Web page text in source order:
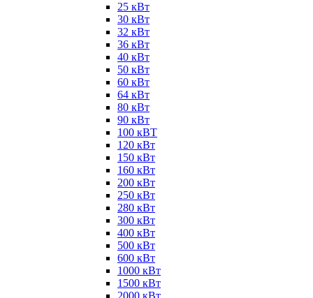
25 кВт
30 кВт
32 кВт
36 кВт
40 кВт
50 кВт
60 кВт
64 кВт
80 кВт
90 кВт
100 кВТ
120 кВт
150 кВт
160 кВт
200 кВт
250 кВт
280 кВт
300 кВт
400 кВт
500 кВт
600 кВт
1000 кВт
1500 кВт
2000 кВт